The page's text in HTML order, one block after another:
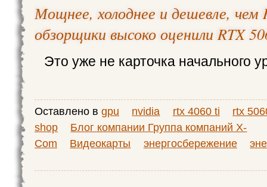
Мощнее, холоднее и дешевле, чем
обзорщики высоко оценили RTX
Это уже не карточка начального
Оставлено в gpu nvidia rtx 4060 ti
rtx
shop
Блог компании Группа компаний X-
Com
Видеокарты энергосбережение